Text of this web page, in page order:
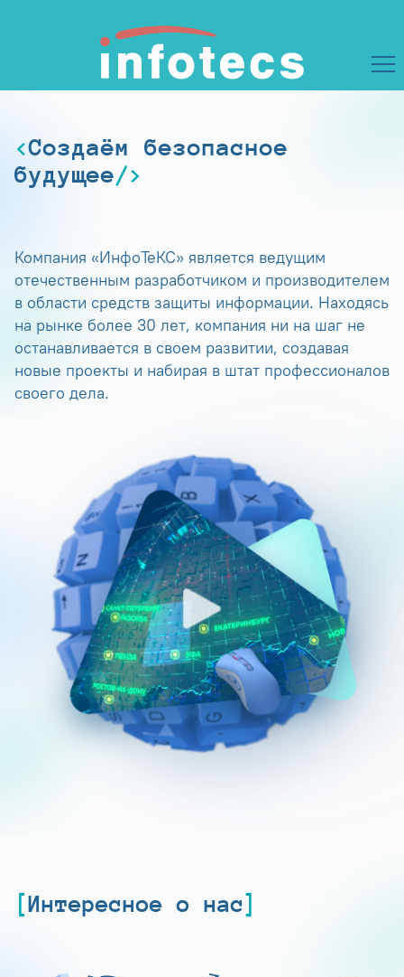
Создаём безопасное
будущее
Компания «ИнфоТеКС» является ведущим
отечественным разработчиком и производителем
в области средств защиты информации. Находясь
на рынке более 30 лет, компания ни на шаг не
останавливается в своем развитии, создавая
новые проекты и набирая в штат профессионалов
своего дела.
Интересное о нас